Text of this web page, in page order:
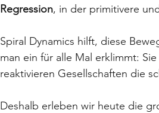
Regression, in der primitivere
Spiral Dynamics hilft, diese
man ein für alle Mal erklimmt: Sie
reaktivieren Gesellschaften die
Deshalb erleben wir heute die